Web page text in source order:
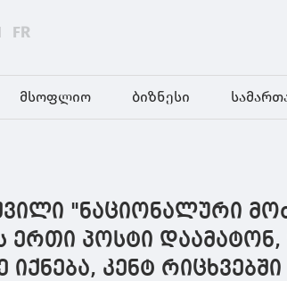
FR
მსოფლიო ბიზნესი
"ნაციონალური
ერთი პოსტი
იქნება, კენტ